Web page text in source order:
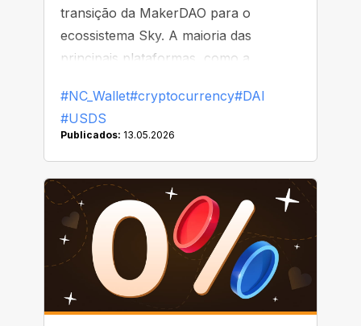
transição da MakerDAO para o
ecossistema Sky. A maioria das
principais plataformas, como a
remover o DAI de suas listas
#NC_Wallet#cryptocurrency#DAI
#USDS
Publicados: 13.05.2026